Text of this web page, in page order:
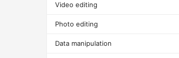
Video editing
Photo editing
Data manipulation